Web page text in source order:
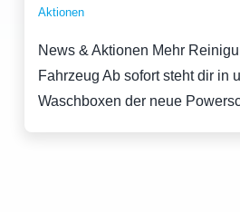
Aktionen
News & Aktionen Mehr
Fahrzeug Ab sofort steht dir in
Waschboxen der neue